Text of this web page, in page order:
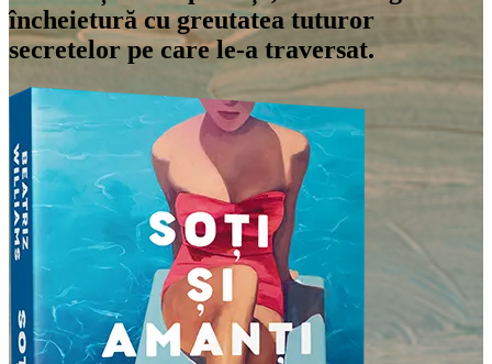
încheietură cu greutatea tuturor
secretelor pe care le-a traversat.